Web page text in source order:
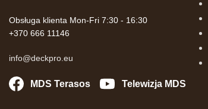
Obsługa klienta Mon-Fri 7:30 - 16:30
+370 666 11146
info@deckpro.eu
MDS Terasos Telewizja MDS